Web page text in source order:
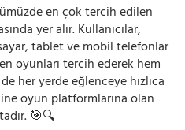
en çok tercih edilen
yer alır. Kullanıcılar,
tablet ve mobil telefonlar
oyunları tercih ederek hem
her yerde eğlenceye hızlıca
oyun platformlarına olan
🎯🔍